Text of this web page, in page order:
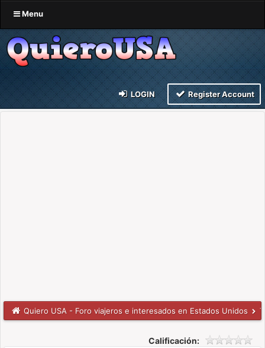
Menu
LOGIN Register Account
Quiero USA - Foro viajeros e interesados en Estados Unidos
Calificación: